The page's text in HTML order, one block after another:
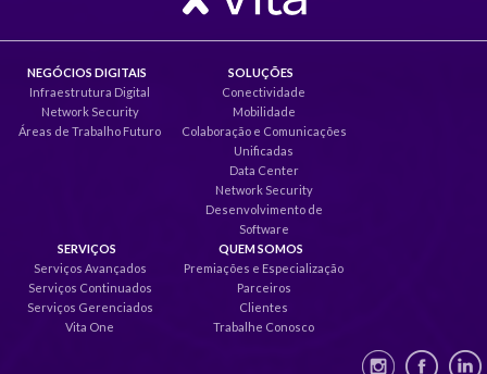
NEGÓCIOS DIGITAIS
Infraestrutura Digital
Network Security
Áreas de Trabalho Futuro
SOLUÇÕES
Conectividade
Mobilidade
Colaboração e Comunicações
Unificadas
Data Center
Network Security
Desenvolvimento de
Software
SERVIÇOS
Serviços Avançados
Serviços Continuados
Serviços Gerenciados
Vita One
QUEM SOMOS
Premiações e Especialização
Parceiros
Clientes
Trabalhe Conosco